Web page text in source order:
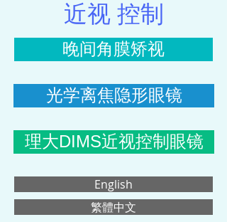
近视 控制
晚间角膜矫视
光学离焦隐形眼镜
理大DIMS近视控制眼镜
English
繁體中文